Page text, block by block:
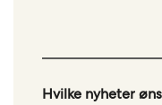
blank
Hvilke nyheter